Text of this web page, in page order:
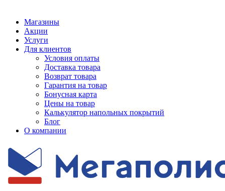
Магазины
Акции
Услуги
Для клиентов
Условия оплаты
Доставка товара
Возврат товара
Гарантия на товар
Бонусная карта
Цены на товар
Калькулятор напольных покрытий
Блог
О компании